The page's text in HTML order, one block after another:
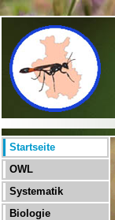
Startseite
OWL
Systematik
Biologie